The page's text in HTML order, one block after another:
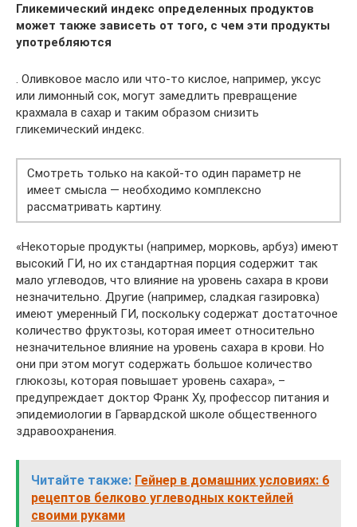
Гликемический индекс определенных продуктов
может также зависеть от того, с чем эти продукты
употребляются
. Оливковое масло или что-то кислое, например, уксус
или лимонный сок, могут замедлить превращение
крахмала в сахар и таким образом снизить
гликемический индекс.
Смотреть только на какой-то один параметр не
имеет смысла — необходимо комплексно
рассматривать картину.
«Некоторые продукты (например, морковь, арбуз) имеют
высокий ГИ, но их стандартная порция содержит так
мало углеводов, что влияние на уровень сахара в крови
незначительно. Другие (например, сладкая газировка)
имеют умеренный ГИ, поскольку содержат достаточное
количество фруктозы, которая имеет относительно
незначительное влияние на уровень сахара в крови. Но
они при этом могут содержать большое количество
глюкозы, которая повышает уровень сахара», –
предупреждает доктор Франк Ху, профессор питания и
эпидемиологии в Гарвардской школе общественного
здравоохранения.
Читайте также: Гейнер в домашних условиях: 6
рецептов белково углеводных коктейлей
своими руками